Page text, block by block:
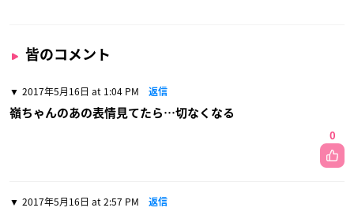
皆のコメント
2017年5月16日 at 1:04 PM 返信
嶺ちゃんのあの表情見てたら…切なくなる
0
2017年5月16日 at 2:57 PM 返信